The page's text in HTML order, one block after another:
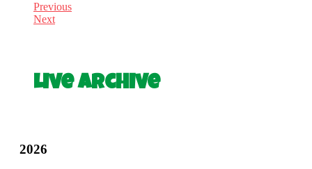
Previous
Next
Live Archive
2026